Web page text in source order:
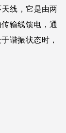
线，它是由两
输线馈电，通
谐振状态时，